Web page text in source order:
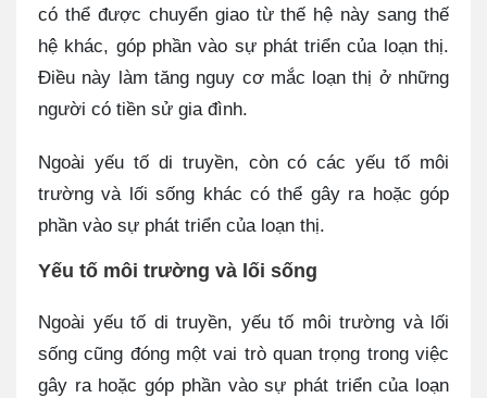
có thể được chuyển giao từ thế hệ này sang thế
hệ khác, góp phần vào sự phát triển của loạn thị.
Điều này làm tăng nguy cơ mắc loạn thị ở những
người có tiền sử gia đình.
Ngoài yếu tố di truyền, còn có các yếu tố môi
trường và lối sống khác có thể gây ra hoặc góp
phần vào sự phát triển của loạn thị.
Yếu tố môi trường và lối sống
Ngoài yếu tố di truyền, yếu tố môi trường và lối
sống cũng đóng một vai trò quan trọng trong việc
gây ra hoặc góp phần vào sự phát triển của loạn